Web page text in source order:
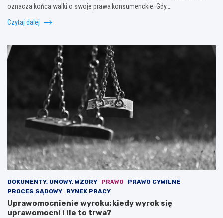
oznacza końca walki o swoje prawa konsumenckie. Gdy…
Czytaj dalej
DOKUMENTY, UMOWY, WZORY PRAWO
PRAWO CYWILNE
PROCES SĄDOWY
RYNEK PRACY
Uprawomocnienie wyroku: kiedy wyrok się
uprawomocni i ile to trwa?